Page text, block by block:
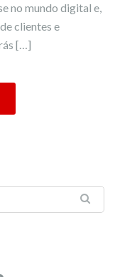
no mundo digital e,
clientes e
[…]